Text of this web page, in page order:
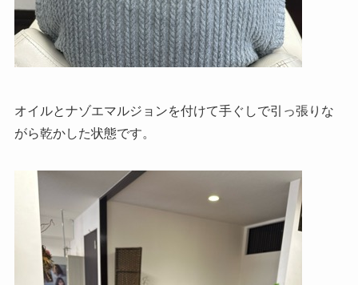
オイルとナゾエマルジョンを付けて手ぐしで引っ張りな
がら乾かした状態です。